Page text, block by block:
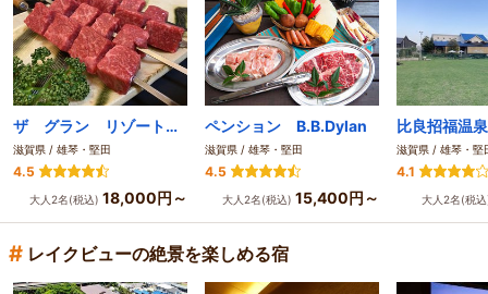
ザ グラン リゾート近江舞子
滋賀県 / 雄琴・堅田
4.5
大人2名(税込) 18,000円～
ペンション B.B.Dylan
滋賀県 / 雄琴・堅田
4.5
大人2名(税込) 15,400円～
滋賀県 / 雄琴・堅
4.1
大人2名(税
# レイクビューの絶景を楽しめる宿